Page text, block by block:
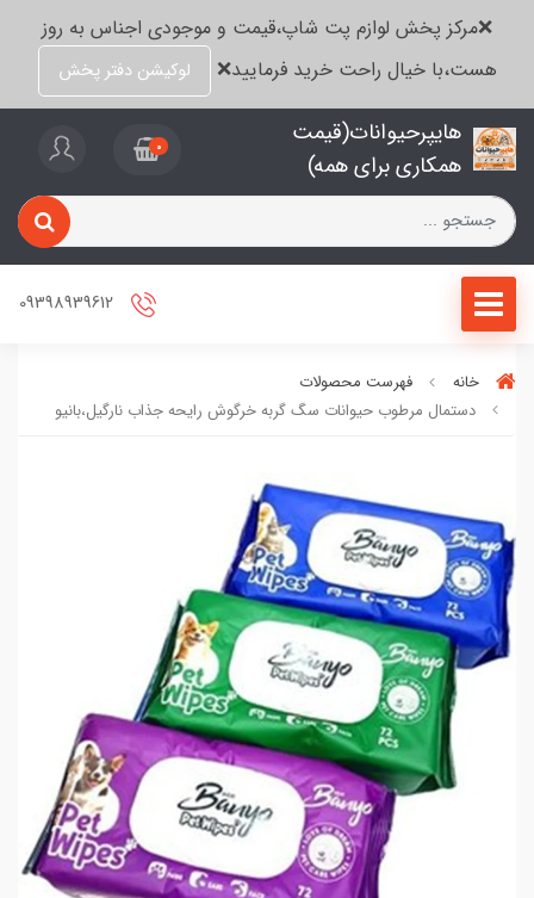
❌مرکز پخش لوازم پت شاپ،قیمت و موجودی اجناس به روز
هست،با خیال راحت خرید فرمایید❌
لوکیشن دفتر پخش
هایپرحیوانات(قیمت
همکاری برای همه)
0
خانه
فهرست محصولات
دستمال مرطوب حیوانات سگ گربه خرگوش رایحه جذاب نارگیل،بانیو